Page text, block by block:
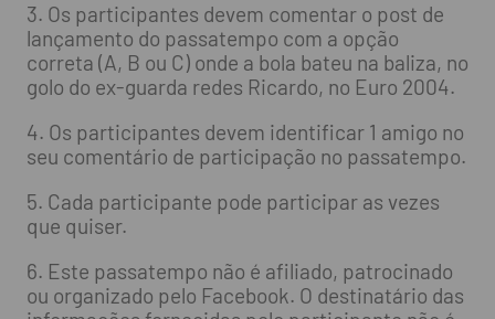
3. Os participantes devem comentar o post de
lançamento do passatempo com a opção
correta (A, B ou C) onde a bola bateu na baliza, no
golo do ex-guarda redes Ricardo, no Euro 2004.
4. Os participantes devem identificar 1 amigo no
seu comentário de participação no passatempo.
5. Cada participante pode participar as vezes
que quiser.
6. Este passatempo não é afiliado, patrocinado
ou organizado pelo Facebook. O destinatário das